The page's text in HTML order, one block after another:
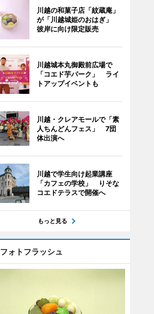
川越の和菓子店「紋蔵庵」
が「川越城姫のおはぎ」
彼岸に向け限定販売
川越城本丸御殿前広場で
「コエド芋パーク」 ライ
トアップイベントも
川越・クレアモールで「素
人ちんどんフェス」 7団
体出演へ
川越で学生向け起業講座
「カフェの学校」 りそな
コエドテラスで開催へ
もっと見る
フォトフラッシュ